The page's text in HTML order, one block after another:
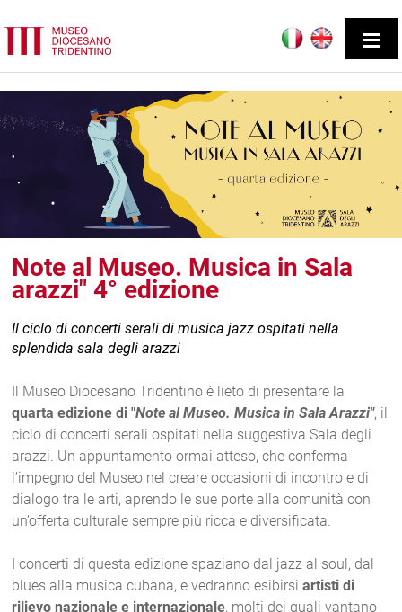
Note al Museo. Musica in Sala
arazzi" 4° edizione
Il ciclo di concerti serali di musica jazz ospitati nella
splendida sala degli arazzi
Il Museo Diocesano Tridentino è lieto di presentare la
quartaedizione di "Note al Museo. Musica in Sala Arazzi", il
ciclo di concerti serali ospitati nella suggestiva Sala degli
arazzi. Un appuntamento ormai atteso, che conferma
l’impegno del Museo nel creare occasioni di incontro e di
dialogo tra le arti, aprendo le sue porte alla comunità con
un’offerta culturale sempre più ricca e diversificata.
I concerti di questa edizione spaziano dal jazz al soul, dal
blues alla musica cubana, e vedranno esibirsiartisti di
rilievo nazionale e internazionale, molti dei quali vantano